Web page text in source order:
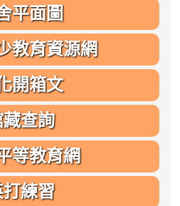
點
平面圖
教育資源網
開箱文
藏查詢
等教育網
打練習